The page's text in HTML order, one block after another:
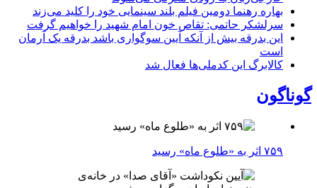
بهاره رهنما دومین فیلم بلند سینمایی خود را کلید می‌زند
سرلشکر حاتمی: تقاص خون امام شهید را خواهیم گرفت
این بدرقه بیش از آنکه آیین سوگواری باشد بدرقه یک آرمان
است
کالابرگ این کدملی‌ها فعال شد
گوناگون
۷۵۹ اثر به «طلوع ماه» رسید